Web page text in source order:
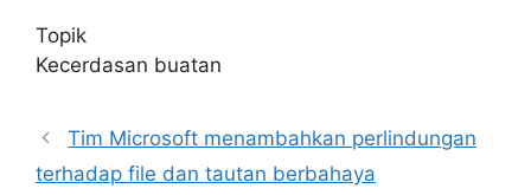
Topik
Kecerdasan buatan
Tim Microsoft menambahkan perlindungan
terhadap file dan tautan berbahaya